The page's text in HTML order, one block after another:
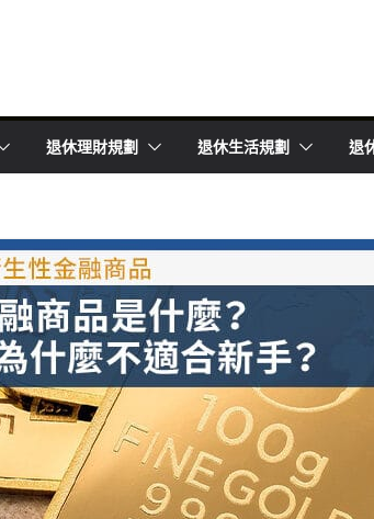
退休理財規劃 退休生活規劃 退